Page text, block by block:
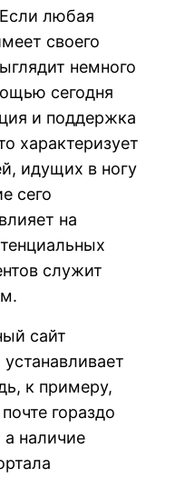
любая
своего
немного
сегодня
и поддержка
характеризует
идущих в ногу
сего
на
служит
сайт
к примеру,
гораздо
а наличие